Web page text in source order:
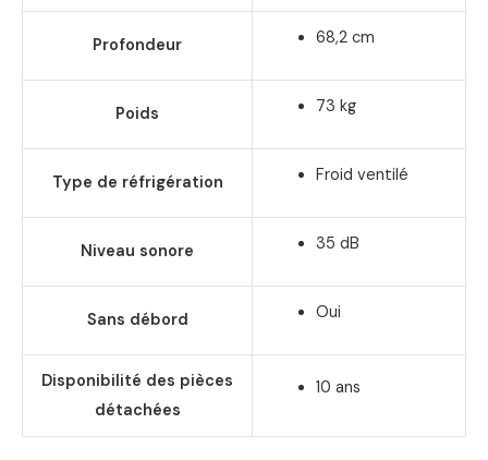
Profondeur 68,2 cm
Poids 73 kg
Type de réfrigération Froid ventilé
Niveau sonore 35 dB
Sans débord Oui
Disponibilité des pièces
détachées
10 ans